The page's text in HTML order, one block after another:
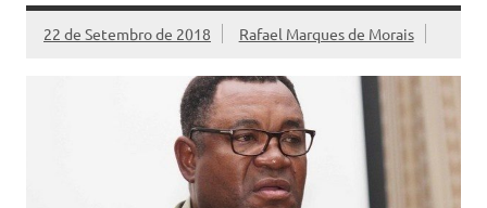
22 de Setembro de 2018 Rafael Marques de Morais